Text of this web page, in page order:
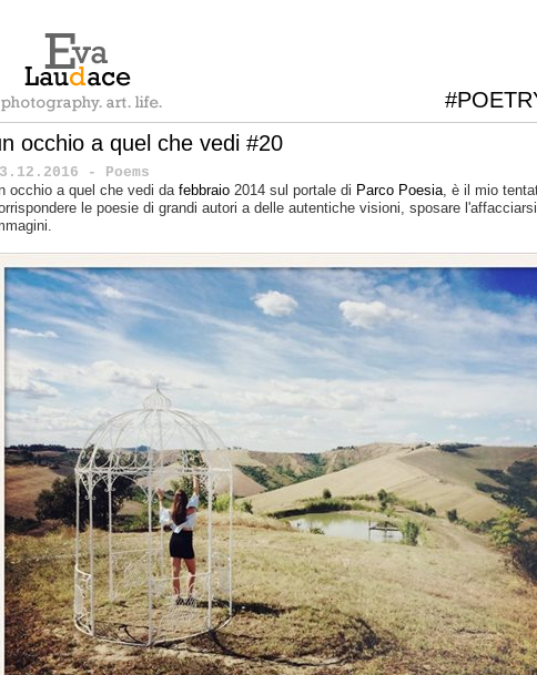
occhio a quel che vedi #20
- Poems
occhio a quel che vedi da febbraio 2014 sul portale di Parco Poesia, è il mio
le poesie di grandi autori a delle autentiche visioni, sposare